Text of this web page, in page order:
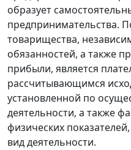
образует
предпринимательства.
товарищества,
обязанностей, а также
прибыли, является
рассчитывающимся
установленной по
деятельности, а также
физических
вид деятельности.